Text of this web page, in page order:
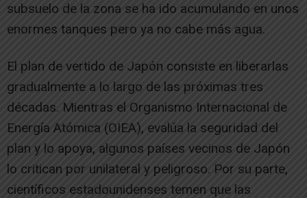
subsuelo de la zona se ha ido acumulando en unos
enormes tanques pero ya no cabe más agua.
El plan de vertido de Japón consiste en liberarlas
gradualmente a lo largo de las próximas tres
décadas. Mientras el Organismo Internacional de
Energía Atómica (OIEA), evalúa la seguridad del
plan y lo apoya, algunos países vecinos de Japón
lo critican por unilateral y peligroso. Por su parte,
científicos estadounidenses temen que las